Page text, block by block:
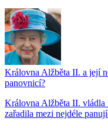
Královna Alžběta II. a její
panovnicí?
Královna Alžběta II.
zařadila mezi nejdéle